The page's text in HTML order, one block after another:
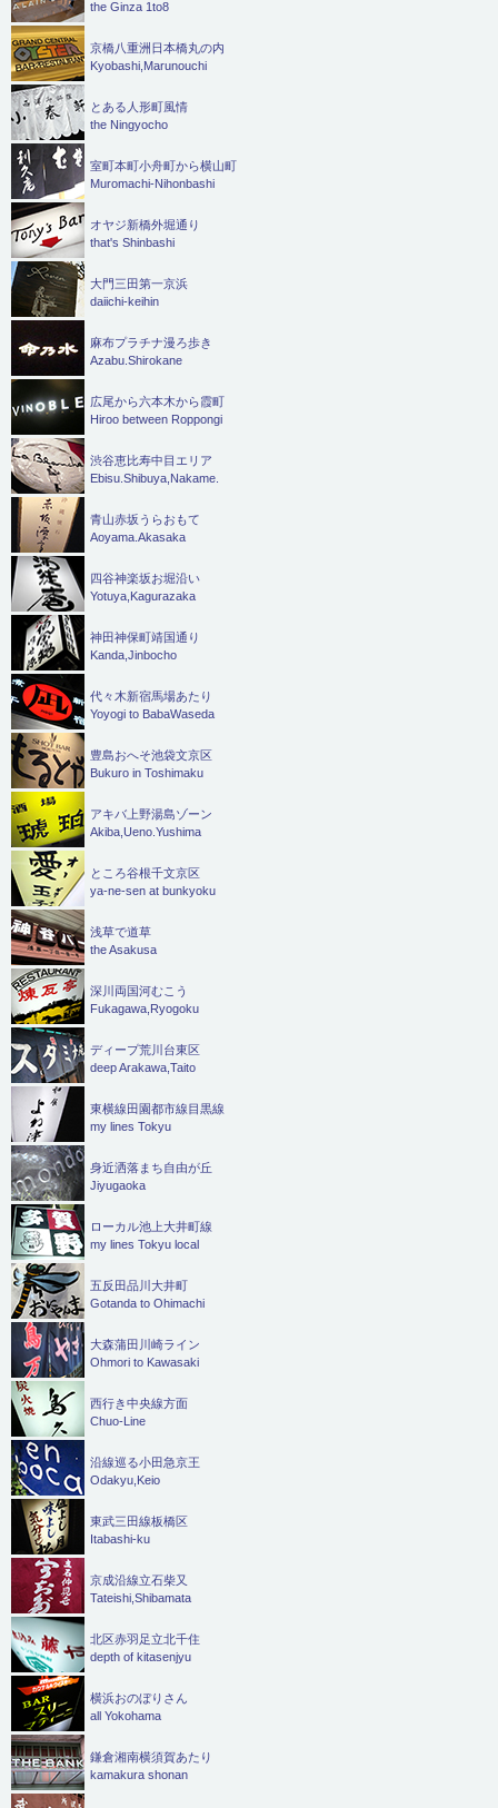
the Ginza 1to8
京橋八重洲日本橋丸の内
Kyobashi,Marunouchi
とある人形町風情
the Ningyocho
室町本町小舟町から横山町
Muromachi-Nihonbashi
オヤジ新橋外堀通り
that's Shinbashi
大門三田第一京浜
daiichi-keihin
麻布プラチナ漫ろ歩き
Azabu.Shirokane
広尾から六本木から霞町
Hiroo between Roppongi
渋谷恵比寿中目エリア
Ebisu.Shibuya,Nakame.
青山赤坂うらおもて
Aoyama.Akasaka
四谷神楽坂お堀沿い
Yotuya,Kagurazaka
神田神保町靖国通り
Kanda,Jinbocho
代々木新宿馬場あたり
Yoyogi to BabaWaseda
豊島おへそ池袋文京区
Bukuro in Toshimaku
アキバ上野湯島ゾーン
Akiba,Ueno.Yushima
ところ谷根千文京区
ya-ne-sen at bunkyoku
浅草で道草
the Asakusa
深川両国河むこう
Fukagawa,Ryogoku
ディープ荒川台東区
deep Arakawa,Taito
東横線田園都市線目黒線
my lines Tokyu
身近洒落まち自由が丘
Jiyugaoka
ローカル池上大井町線
my lines Tokyu local
五反田品川大井町
Gotanda to Ohimachi
大森蒲田川崎ライン
Ohmori to Kawasaki
西行き中央線方面
Chuo-Line
沿線巡る小田急京王
Odakyu,Keio
東武三田線板橋区
Itabashi-ku
京成沿線立石柴又
Tateishi,Shibamata
北区赤羽足立北千住
depth of kitasenjyu
横浜おのぼりさん
all Yokohama
鎌倉湘南横須賀あたり
kamakura shonan